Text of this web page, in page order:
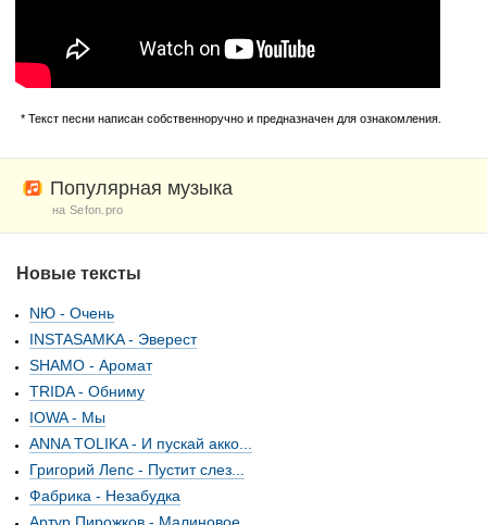
* Текст песни написан собственноручно и предназначен для ознакомления.
Популярная музыка
на Sefon.pro
Новые тексты
NЮ - Очень
INSTASAMKA - Эверест
SHAMO - Аромат
TRIDA - Обниму
IOWA - Мы
ANNA TOLIKA - И пускай акко...
Григорий Лепс - Пустит слез...
Фабрика - Незабудка